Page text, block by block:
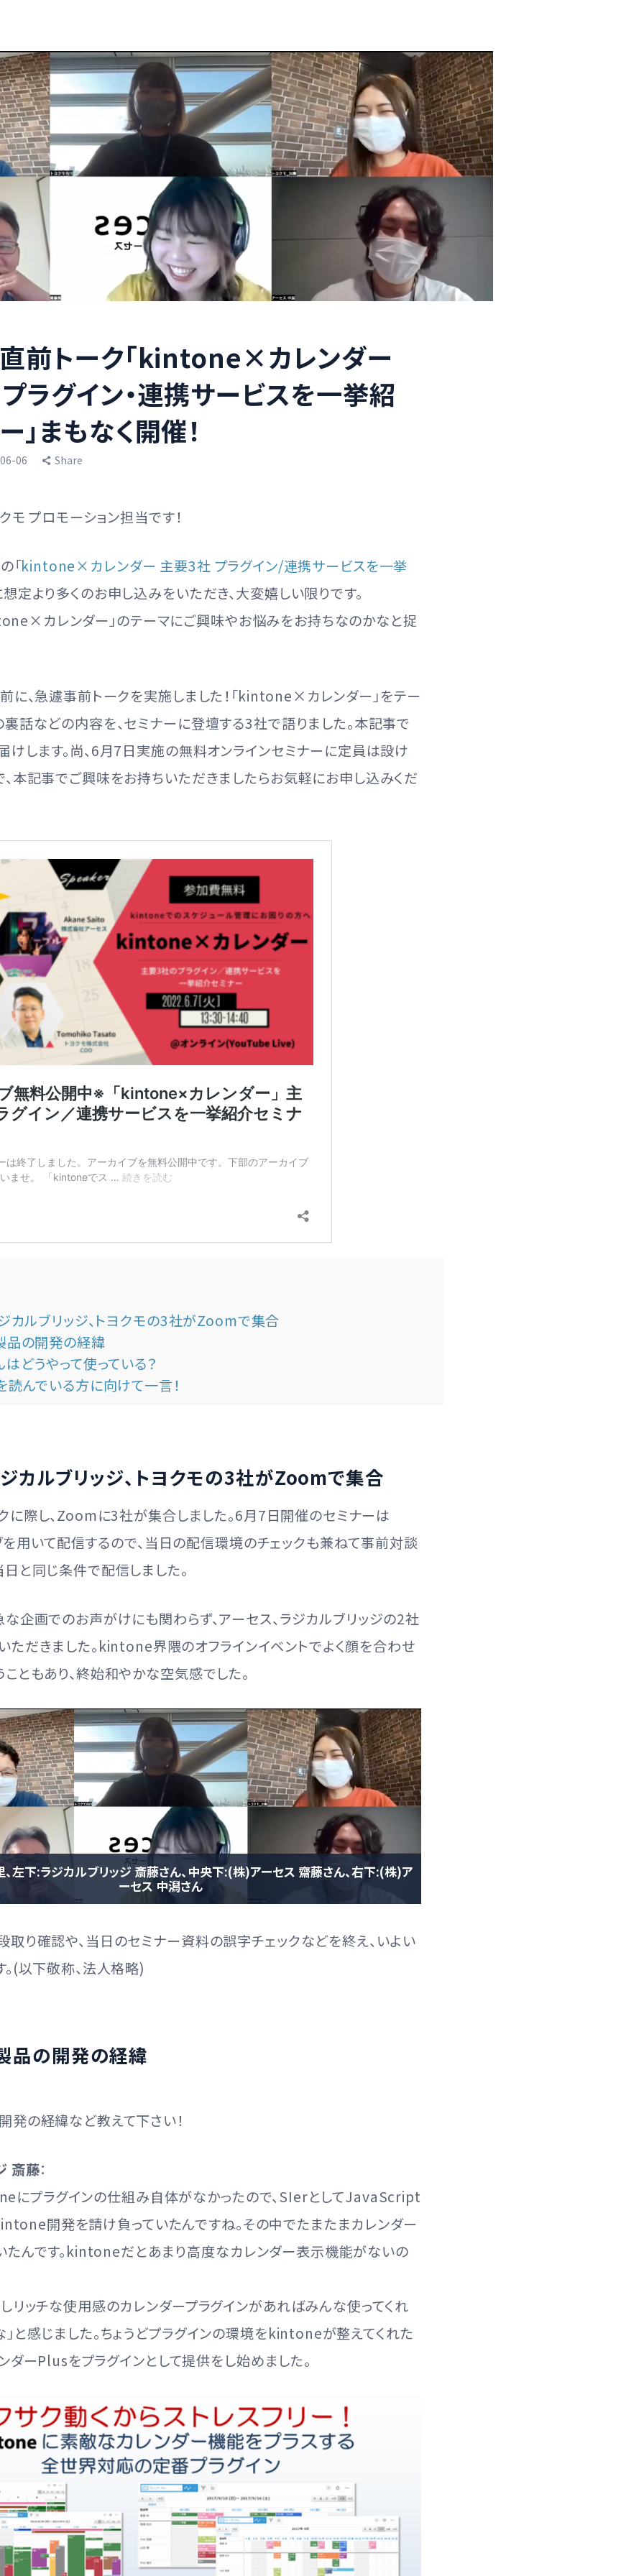
前トーク「kintone×カレンダー
ラグイン・連携サービスを一挙紹
」まもなく開催！
06 Share
モ プロモーション担当です！
「kintone×カレンダー 主要3社 プラグイン/連携サービスを一挙
想定より多くのお申し込みをいただき、大変嬉しい限りです。
カレンダー」のテーマにご興味やお悩みをお持ちなのかなと捉
に、急遽事前トークを実施しました！「kintone×カレンダー」をテー
裏話などの内容を、セミナーに登壇する3社で語りました。本記事で
けします。尚、6月7日実施の無料オンラインセミナーに定員は設け
、本記事でご興味をお持ちいただきましたらお気軽にお申し込みくだ
カルブリッジ、トヨクモの3社がZoomで集合
品の開発の経緯
どうやって使っている？
んでいる方に向けて一言！
ジカルブリッジ、トヨクモの3社がZoomで集合
に際し、Zoomに3社が集合しました。6月7日開催のセミナーは
用いて配信するので、当日の配信環境のチェックも兼ねて事前対談
と同じ条件で配信しました。
企画でのお声がけにも関わらず、アーセス、ラジカルブリッジの2社
ただきました。kintone界隈のオフラインイベントでよく顔を合わせ
ともあり、終始和やかな空気感でした。
左下:ラジカルブリッジ 斎藤さん、中央下:(株)アーセス 齋藤さん、右下:(株)ア
ーセス 中潟さん
取り確認や、当日のセミナー資料の誤字チェックなどを終え、いよい
(以下敬称、法人格略)
品の開発の経緯
発の経緯など教えて下さい！
斎藤：
にプラグインの仕組み自体がなかったので、SIerとしてJavaScript
開発を請け負っていたんですね。その中でたまたまカレンダー
んです。kintoneだとあまり高度なカレンダー表示機能がないの
リッチな使用感のカレンダープラグインがあればみんな使ってくれ
と感じました。ちょうどプラグインの環境をkintoneが整えてくれた
ダーPlusをプラグインとして提供をし始めました。